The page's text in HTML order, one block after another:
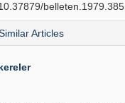
belleten.1979.385
Articles